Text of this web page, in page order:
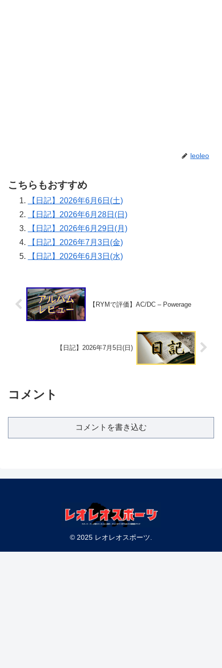
leoleo
こちらもおすすめ
【日記】2026年6月6日(土)
【日記】2026年6月28日(日)
【日記】2026年6月29日(月)
【日記】2026年7月3日(金)
【日記】2026年6月3日(水)
【RYMで評価】AC/DC – Powerage
【日記】2026年7月5日(日)
コメント
コメントを書き込む
© 2025 レオレオスポーツ.